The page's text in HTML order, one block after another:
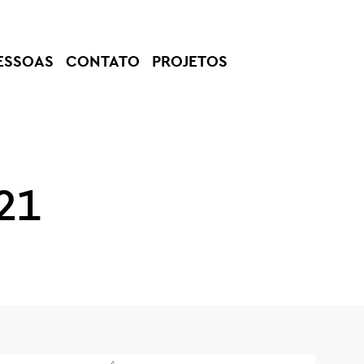
CONTATO PROJETOS